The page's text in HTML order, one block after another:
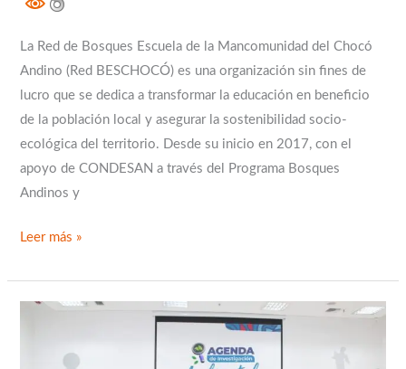
La Red de Bosques Escuela de la Mancomunidad del Chocó
Andino (Red BESCHOCÓ) es una organización sin fines de
lucro que se dedica a transformar la educación en beneficio
de la población local y asegurar la sostenibilidad socio-
ecológica del territorio. Desde su inicio en 2017, con el
apoyo de CONDESAN a través del Programa Bosques
Andinos y
Leer más »
Sostenibilidad: